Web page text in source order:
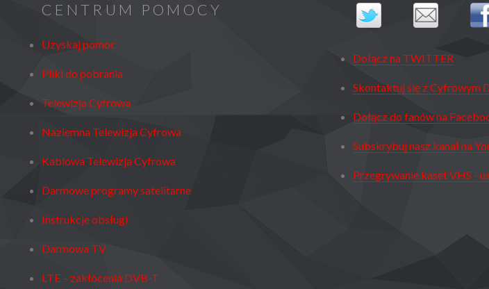
CENTRUM POMOCY
Uzyskaj pomoc
Pliki do pobrania
Telewizja Cyfrowa
Naziemna Telewizja Cyfrowa
Kablowa Telewizja Cyfrowa
Darmowe programy satelitarne
Instrukcje obsługi
Darmowa TV
LTE – zakłócenia DVB-T
Dołącz na TWITTER
Skontaktuj się z Cyfrowym
Dołącz do fanów na
Subskrybuj nasz kanał na
Przegrywanie kaset VHS -